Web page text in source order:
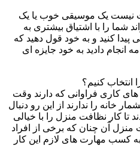
نیست یک موسیقی خوب یا یک
شما را با اشتیاق بیشتری به
پیدا کنید و به خود قول دهید که
انجام دادید به خود جایزه ای
انتخاب کنیم؟
کاری فراوانی که دارند وقت
خانه را ندارند از این رو دنبال
کار نظافت منزل را با خیالی
منزل آن چنان که برخی از افراد
کسب مهارت های لازم این کار